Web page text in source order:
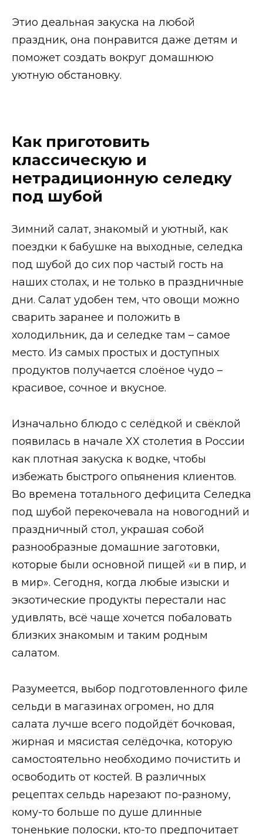
Этио деальная закуска на любой
праздник, она понравится даже детям и
поможет создать вокруг домашнюю
уютную обстановку.
Как приготовить
классическую и
нетрадиционную селедку
под шубой
Зимний салат, знакомый и уютный, как
поездки к бабушке на выходные, селедка
под шубой до сих пор частый гость на
наших столах, и не только в праздничные
дни. Салат удобен тем, что овощи можно
сварить заранее и положить в
холодильник, да и селедке там – самое
место. Из самых простых и доступных
продуктов получается слоёное чудо –
красивое, сочное и вкусное.
Изначально блюдо с селёдкой и свёклой
появилась в начале ХХ столетия в России
как плотная закуска к водке, чтобы
избежать быстрого опьянения клиентов.
Во времена тотального дефицита Селедка
под шубой перекочевала на новогодний и
праздничный стол, украшая собой
разнообразные домашние заготовки,
которые были основной пищей «и в пир, и
в мир». Сегодня, когда любые изыски и
экзотические продукты перестали нас
удивлять, всё чаще хочется побаловать
близких знакомым и таким родным
салатом.
Разумеется, выбор подготовленного филе
сельди в магазинах огромен, но для
салата лучше всего подойдёт бочковая,
жирная и мясистая селёдочка, которую
самостоятельно необходимо почистить и
освободить от костей. В различных
рецептах сельдь нарезают по-разному,
кому-то больше по душе длинные
тоненькие полоски, кто-то предпочитает